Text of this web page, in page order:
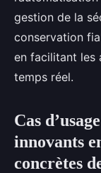
gestion de la
conservation
en facilitant les
temps réel.
Cas
innovants
concrètes